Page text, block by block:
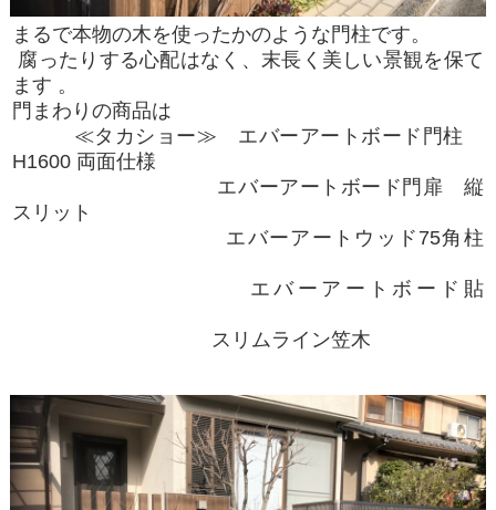
まるで本物の木を使ったかのような門柱です。
腐ったりする心配はなく、末長く美しい景観を保て
ます 。
門まわりの商品は
≪タカショー≫ エバーアートボード門柱
H1600 両面仕様
エバーアートボード門扉 縦
スリット
エバーアートウッド75角柱
エバーアートボード貼
スリムライン笠木